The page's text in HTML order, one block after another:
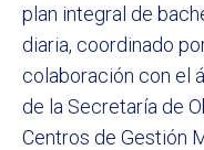
plan integral de
diaria, coordinado
colaboración con el
de la Secretaría de
Centros de Gestión